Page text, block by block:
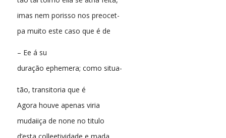
imas nem porisso nos preocet-
pa muito este caso que é de
– Ee á su
duração ephemera; como situa-
tão, transitoria que é
Agora houve apenas viria
mudaiiça de none no titulo